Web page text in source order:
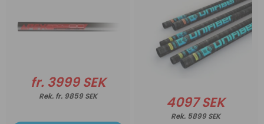
fr. 3999 SEK
fr. 9859 SEK 4097 SEK
5899 SEK